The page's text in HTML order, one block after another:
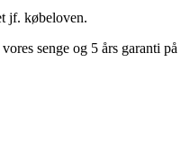
jf. købeloven.
senge og 5 års garanti på